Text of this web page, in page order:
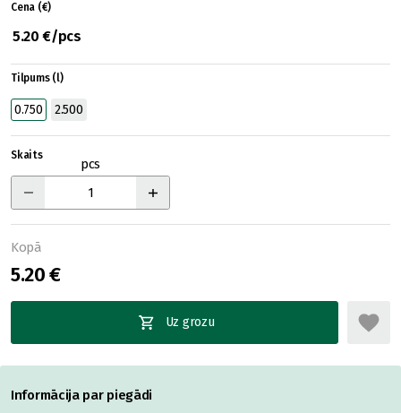
Cena (€)
5.20 €/pcs
Tilpums (l)
0.750 2.500
Skaits
pcs
Kopā
5.20 €
Uz grozu
Informācija par piegādi